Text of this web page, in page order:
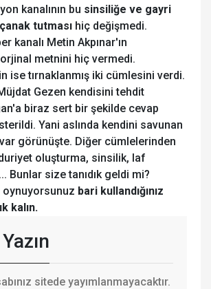
kanalının bu sinsiliğe ve gayri
tutması hiç değişmedi.
kanalı Metin Akpınar'ın
orjinal metnini hiç vermedi.
ise tırnaklanmış iki cümlesini verdi.
Gezen kendisini tehdit
biraz sert bir şekilde cevap
Yani aslında kendini savunan
görünüşte. Diğer cümlelerinden
oluşturma, sinsilik, laf
Bunlar size tanıdık geldi mi?
bari kullandığınız
kalın.
sitede yayımlanmayacaktır.